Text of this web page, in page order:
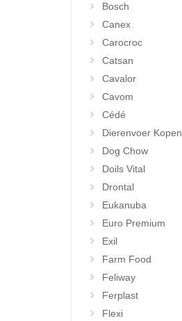
Bosch
Canex
Carocroc
Catsan
Cavalor
Cavom
Cédé
Dierenvoer Kopen
Dog Chow
Doils Vital
Drontal
Eukanuba
Euro Premium
Exil
Farm Food
Feliway
Ferplast
Flexi